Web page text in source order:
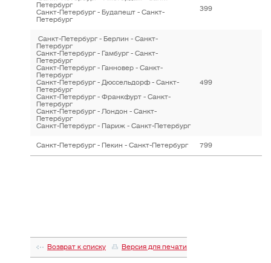
Петербург
Санкт-Петербург - Будапешт - Санкт-
Петербург
399
Санкт-Петербург - Берлин - Санкт-
Петербург
Санкт-Петербург - Гамбург - Санкт-
Петербург
Санкт-Петербург - Ганновер - Санкт-
Петербург
Санкт-Петербург - Дюссельдорф - Санкт-
Петербург
Санкт-Петербург - Франкфурт - Санкт-
Петербург
Санкт-Петербург - Лондон - Санкт-
Петербург
Санкт-Петербург - Париж - Санкт-Петербург
499
Санкт-Петербург - Пекин - Санкт-Петербург 799
Возврат к списку Версия для печати